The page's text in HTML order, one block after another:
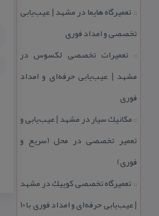
:: تعمیرگاه هایما در مشهد | عیب‌یابی
تخصصی و امداد فوری
:: تعمیرات تخصصی لكسوس در
مشهد | عیب‌یابی حرفه‌ای و امداد
فوری
:: مكانیك سیار در مشهد | عیب‌یابی و
تعمیر تخصصی در محل (سریع و
فوری)
:: تعمیرگاه تخصصی كوییك در مشهد
| عیب‌یابی حرفه‌ای و امداد فوری با ۱۰